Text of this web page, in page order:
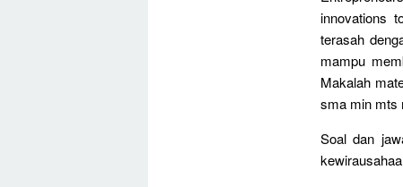
innovations
terasah
mampu
Makalah
sma min mts
Soal dan